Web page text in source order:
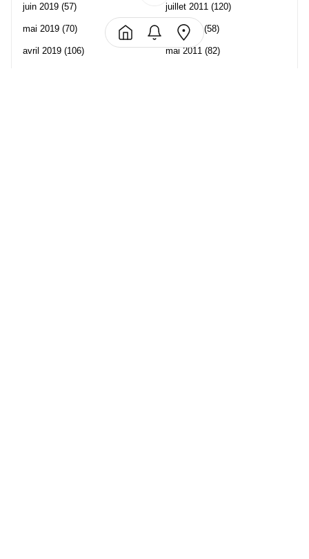
juin 2019 (57)
mai 2019 (70)
avril 2019 (106)
juillet 2011 (120)
juin 2011 (58)
mai 2011 (82)